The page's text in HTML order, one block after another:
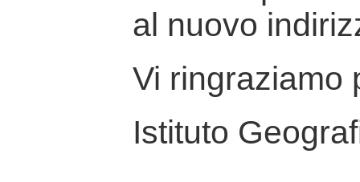
al nuovo
Vi ringraziamo
Istituto